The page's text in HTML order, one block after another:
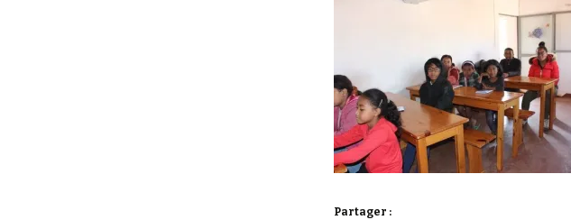
Partager :